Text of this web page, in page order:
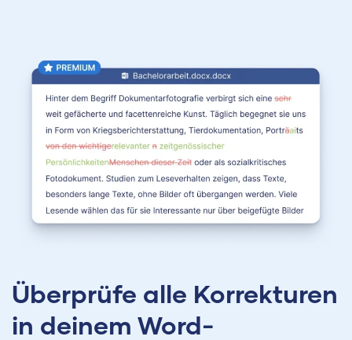
Überprüfe alle Korrekturen
in deinem Word-